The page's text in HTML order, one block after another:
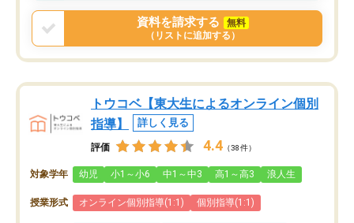
資料を請求する
無料
（リストに追加する）
トウコベ【東大生によるオンライン個別
指導】
詳しく見る
評価 4.4 （38件）
対象学年 幼児 小1～小6 中1～中3 高1～高3 浪人生
授業形式 オンライン個別指導(1:1) 個別指導(1:1)